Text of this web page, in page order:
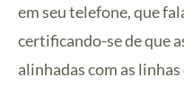
em seu telefone, que
certificando-se de que
alinhadas com as linhas